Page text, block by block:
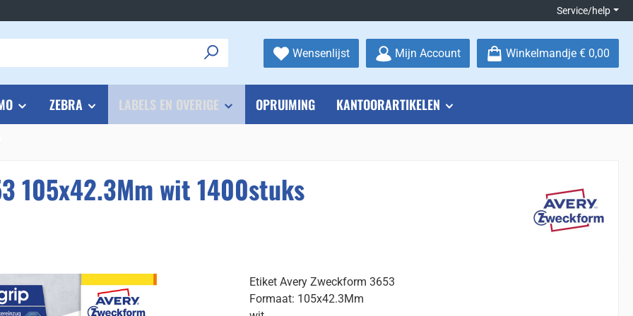
Service/help
WensenlijstJe hebt 0 items op je verlanglijstje
Mijn Account Winkelmandje € 0,00
ZEBRA LABELS EN OVERIGE OPRUIMING KANTOORARTIKELEN
105x42.3Mm wit 1400stuks
Etiket Avery Zweckform 3653
Formaat: 105x42.3Mm